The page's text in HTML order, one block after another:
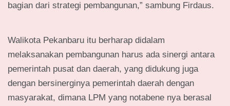
bagian dari strategi pembangunan,” sambung Firdaus.
Walikota Pekanbaru itu berharap didalam
melaksanakan pembangunan harus ada sinergi antara
pemerintah pusat dan daerah, yang didukung juga
dengan bersinerginya pemerintah daerah dengan
masyarakat, dimana LPM yang notabene nya berasal